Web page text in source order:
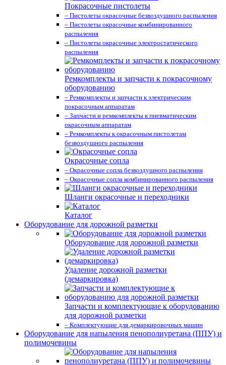
Покрасочные пистолеты
– Пистолеты окрасочные безвоздушного распыления
– Пистолеты окрасочные комбинированного
распыления
– Пистолеты окрасочные электростатического
распыления
Ремкомплекты и запчасти к покрасочному
оборудованию
– Ремкомплекты и запчасти к электрическим
покрасочным аппаратам
– Запчасти и ремкомплекты к пневматическим
окрасочным аппаратам
– Ремкомплекты к окрасочным пистолетам
безвоздушного распыления
Окрасочные сопла
– Окрасочные сопла безвоздушного распыления
– Окрасочные сопла комбинированного распыления
Шланги окрасочные и переходники
Каталог
Оборудование для дорожной разметки
Оборудование для дорожной разметки
Удаление дорожной разметки
(демаркировка)
Запчасти и комплектующие к оборудованию
для дорожной разметки
– Комплектующие для демаркировочных машин
Оборудование для напыления пенополиуретана (ППУ) и
полимочевины